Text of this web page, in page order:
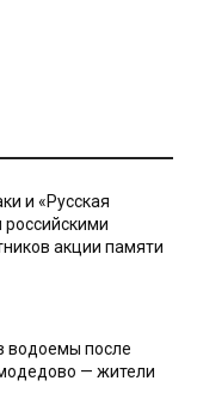
и «Русская
акции памяти
водоемы после
— жители